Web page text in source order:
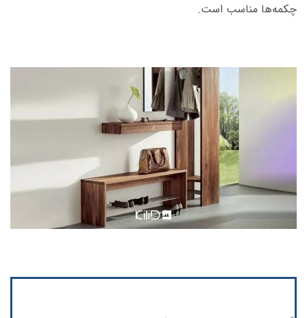
چکمه‌ها مناسب است.